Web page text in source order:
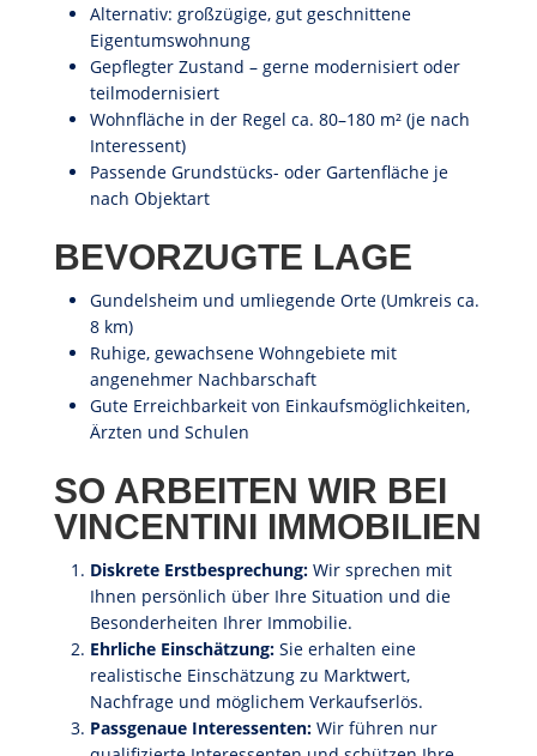
Alternativ: großzügige, gut geschnittene
Eigentumswohnung
Gepflegter Zustand – gerne modernisiert oder
teilmodernisiert
Wohnfläche in der Regel ca. 80–180 m² (je nach
Interessent)
Passende Grundstücks- oder Gartenfläche je
nach Objektart
BEVORZUGTE LAGE
Gundelsheim und umliegende Orte (Umkreis ca.
8 km)
Ruhige, gewachsene Wohngebiete mit
angenehmer Nachbarschaft
Gute Erreichbarkeit von Einkaufsmöglichkeiten,
Ärzten und Schulen
SO ARBEITEN WIR BEI
VINCENTINI IMMOBILIEN
Diskrete Erstbesprechung:Wir sprechen mit
Ihnen persönlich über Ihre Situation und die
Besonderheiten Ihrer Immobilie.
Ehrliche Einschätzung:Sie erhalten eine
realistische Einschätzung zu Marktwert,
Nachfrage und möglichem Verkaufserlös.
Passgenaue Interessenten:Wir führen nur